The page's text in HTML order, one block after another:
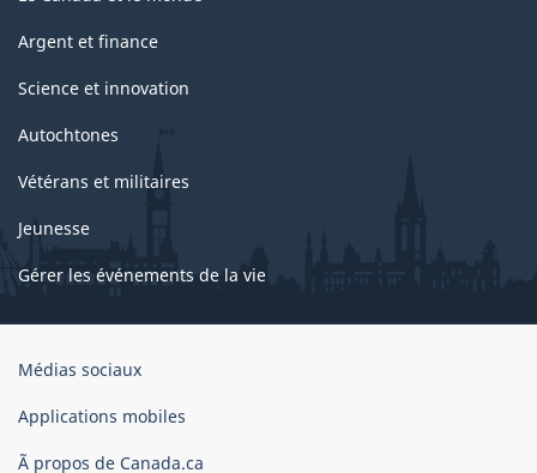
Argent et finance
Science et innovation
Autochtones
Vétérans et militaires
Jeunesse
Gérer les événements de la vie
Organisation
gouvernement
Canada
Médias sociaux
Applications mobiles
Ã propos de Canada.ca